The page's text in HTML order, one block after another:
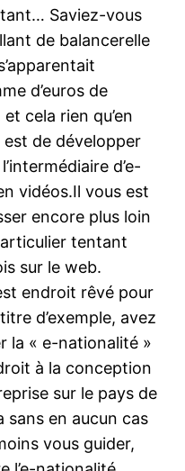
Saviez-vous
de balancerelle
d’euros de
cela rien qu’en
est de développer
d’e-
vidéos.Il vous est
encore plus loin
tentant
sur le web.
endroit rêvé pour
d’exemple, avez
la « e-nationalité »
à la conception
sur le pays de
en aucun cas
vous guider,